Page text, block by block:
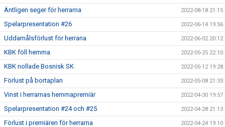
Äntligen seger för herrarna 2022-08-18 21:15
Spelarpresentation #26 2022-06-14 19:56
Uddamålsförlust för herrana 2022-06-02 20:12
KBK föll hemma 2022-05-25 22:10
KBK nollade Bosnisk SK 2022-05-12 19:28
Förlust på bortaplan 2022-05-08 21:33
Vinst i herrarnas hemmapremiär 2022-04-30 19:57
Spelarpresentation #24 och #25 2022-04-28 21:13
Förlust i premiären för herrarna 2022-04-24 19:10